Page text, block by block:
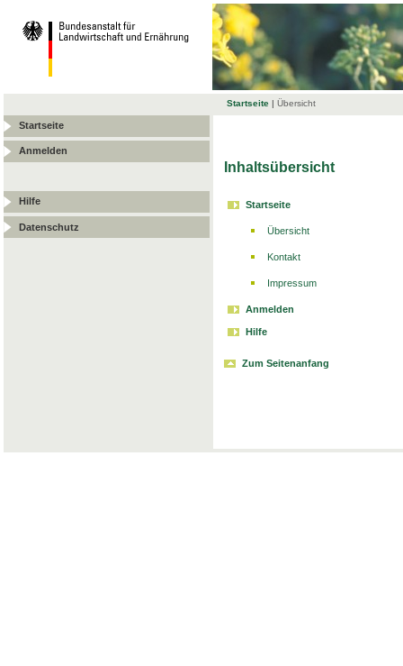
Startseite | Übersicht
Startseite
Anmelden
Hilfe
Datenschutz
Inhaltsübersicht
Startseite
Übersicht
Kontakt
Impressum
Anmelden
Hilfe
Zum Seitenanfang